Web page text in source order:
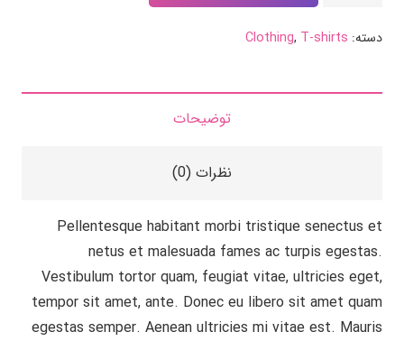
نینجا
دسته: Clothing, T-shirts
توضیحات
نظرات (0)
Pellentesque habitant morbi tristique senectus et
netus et malesuada fames ac turpis egestas.
Vestibulum tortor quam, feugiat vitae, ultricies eget,
tempor sit amet, ante. Donec eu libero sit amet quam
egestas semper. Aenean ultricies mi vitae est. Mauris